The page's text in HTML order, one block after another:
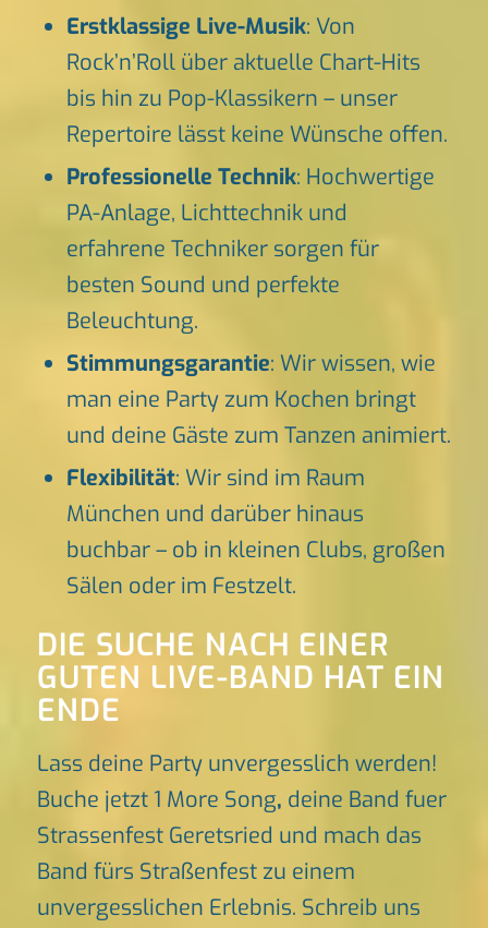
Erstklassige Live-Musik: Von
Rock’n’Roll über aktuelle Chart-Hits
bis hin zu Pop-Klassikern – unser
Repertoire lässt keine Wünsche offen.
Professionelle Technik: Hochwertige
PA-Anlage, Lichttechnik und
erfahrene Techniker sorgen für
besten Sound und perfekte
Beleuchtung.
Stimmungsgarantie: Wir wissen, wie
man eine Party zum Kochen bringt
und deine Gäste zum Tanzen animiert.
Flexibilität: Wir sind im Raum
München und darüber hinaus
buchbar – ob in kleinen Clubs, großen
Sälen oder im Festzelt.
DIE SUCHE NACH EINER
GUTEN LIVE-BAND HAT EIN
ENDE
Lass deine Party unvergesslich werden!
Buche jetzt 1 More Song, deine Band fuer
Strassenfest Geretsried und mach das
Band fürs Straßenfest zu einem
unvergesslichen Erlebnis. Schreib uns